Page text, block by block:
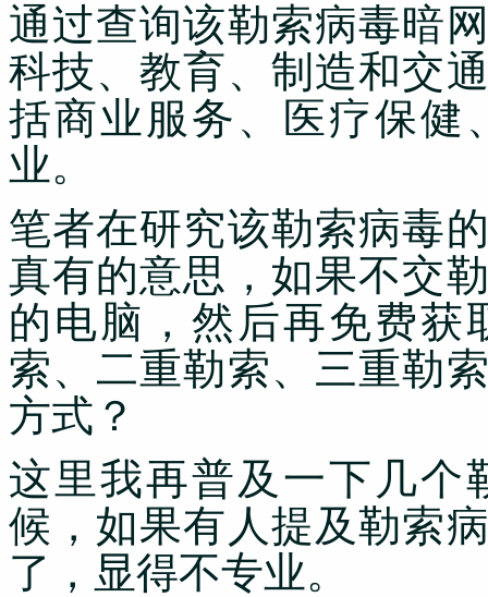
通过查询该勒索病毒暗
科技、教育、制造和交
括商业服务、医疗保健
业。
笔者在研究该勒索病毒
真有的意思，如果不交
的电脑，然后再免费获
索、二重勒索、三重勒
方式？
这里我再普及一下几个
候，如果有人提及勒索
了，显得不专业。